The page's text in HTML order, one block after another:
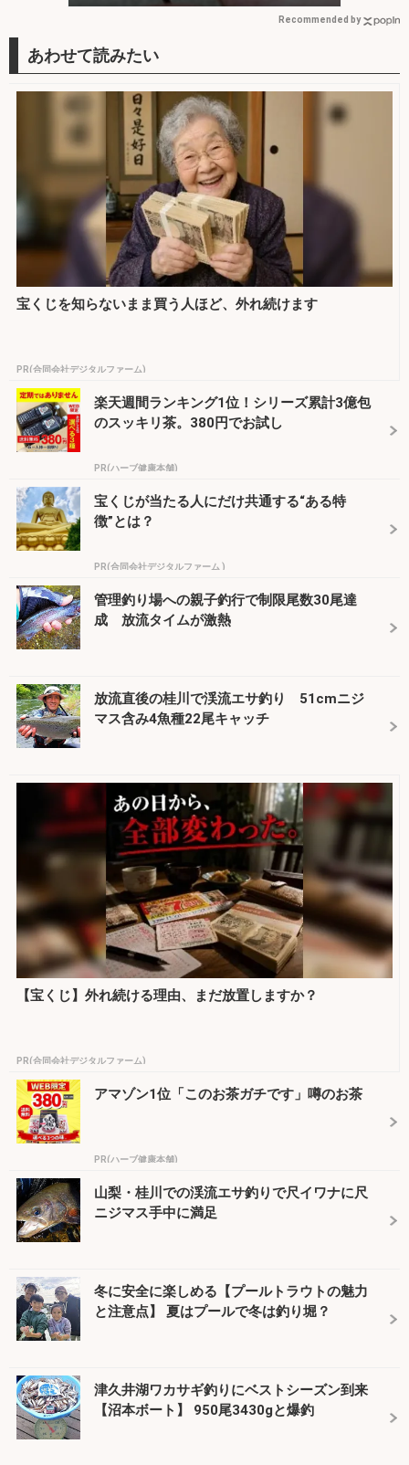
Recommended by
宝くじを知らないまま買う人ほど、外れ続けます
PR(合同会社デジタルファーム)
楽天週間ランキング1位！シリーズ累計3億包
のスッキリ茶。380円でお試し
PR(ハーブ健康本舗)
宝くじが当たる人にだけ共通する“ある特
徴”とは？
PR(合同会社デジタルファーム )
管理釣り場への親子釣行で制限尾数30尾達
成 放流タイムが激熱
放流直後の桂川で渓流エサ釣り 51cmニジ
マス含み4魚種22尾キャッチ
【宝くじ】外れ続ける理由、まだ放置しますか？
PR(合同会社デジタルファーム)
アマゾン1位「このお茶ガチです」噂のお茶
PR(ハーブ健康本舗)
山梨・桂川での渓流エサ釣りで尺イワナに尺
ニジマス手中に満足
冬に安全に楽しめる【プールトラウトの魅力
と注意点】 夏はプールで冬は釣り堀？
津久井湖ワカサギ釣りにベストシーズン到来
【沼本ボート】 950尾3430gと爆釣